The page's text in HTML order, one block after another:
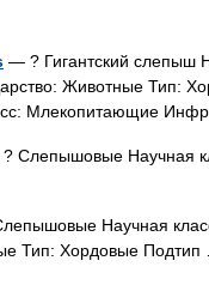
— ? Гигантский слепыш
Животные Тип:
Млекопитающие
Слепышовые Научная
Научная
Тип: Хордовые